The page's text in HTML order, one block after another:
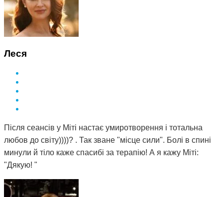
Леся
Після сеансів у Міті настає умиротворення і тотальна
любов до світу))))? . Так зване "місце сили". Болі в спині
минули й тіло каже спасибі за терапію! А я кажу Міті:
"Дякую! "